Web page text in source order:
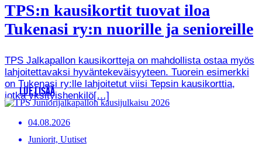
TPS:n kausikortit tuovat iloa
Tukenasi ry:n nuorille ja senioreille
TPS Jalkapallon kausikortteja on mahdollista ostaa myös
lahjoitettavaksi hyväntekeväisyyteen. Tuorein esimerkki
on Tukenasi ry:lle lahjoitetut viisi Tepsin kausikorttia,
jotka yksityishenkilö[…]
LUE LISÄÄ
04.08.2026
Juniorit, Uutiset